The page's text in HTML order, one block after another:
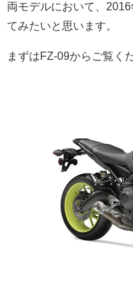
両モデルにおいて、
てみたいと思います。
まずはFZ-09からご覧く